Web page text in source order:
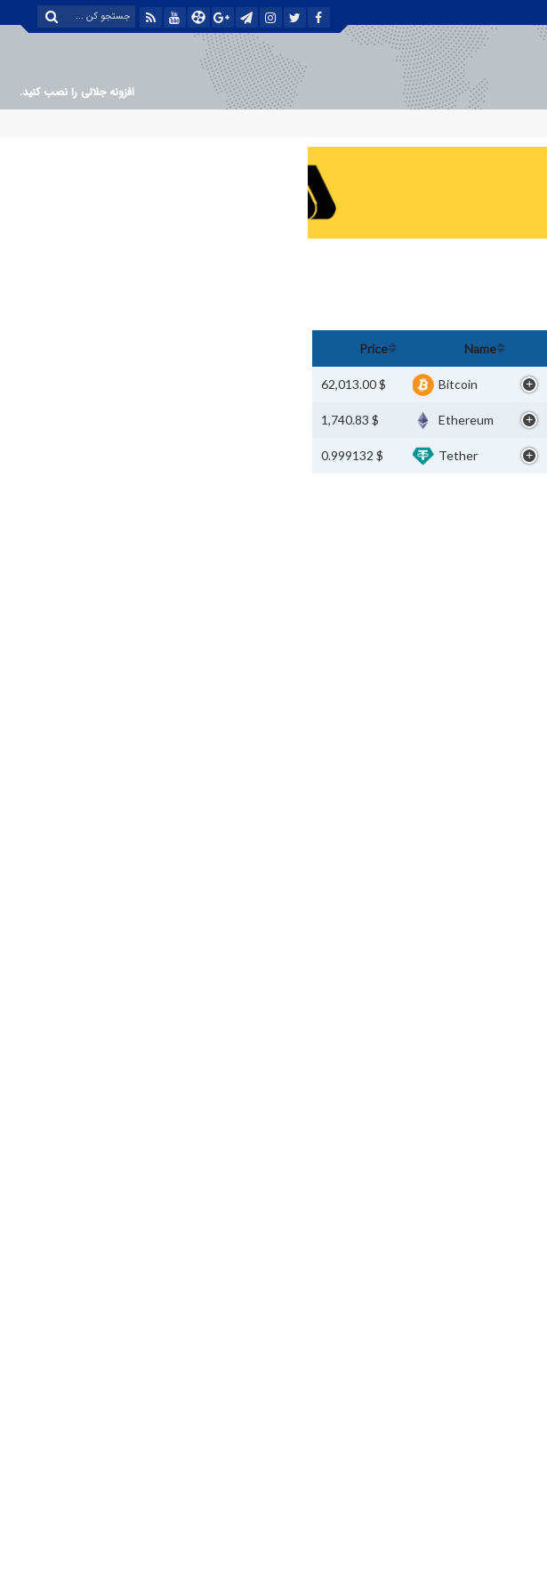
افزونه جلالی را نصب کنید.
Name
Price
Bitcoin
$ 62,013.00
Ethereum
$ 1,740.83
Tether
$ 0.999132